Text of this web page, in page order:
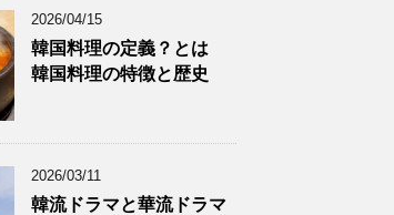
2026/04/15
韓国料理の定義？とは
韓国料理の特徴と歴史
2026/03/11
韓流ドラマと華流ドラマ